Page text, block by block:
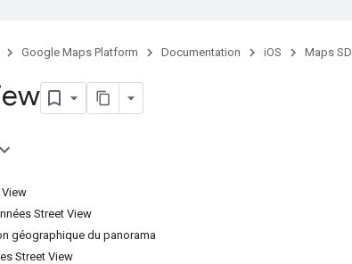
Google Maps Platform Documentation iOS Maps
View
Street View
géographique du panorama
Street View